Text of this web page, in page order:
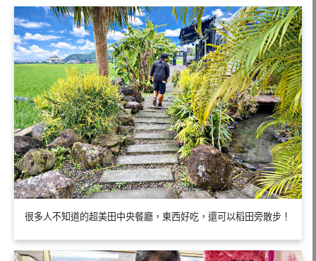
很多人不知道的超美田中央餐廳，東西好吃，還可以稻田旁散步！